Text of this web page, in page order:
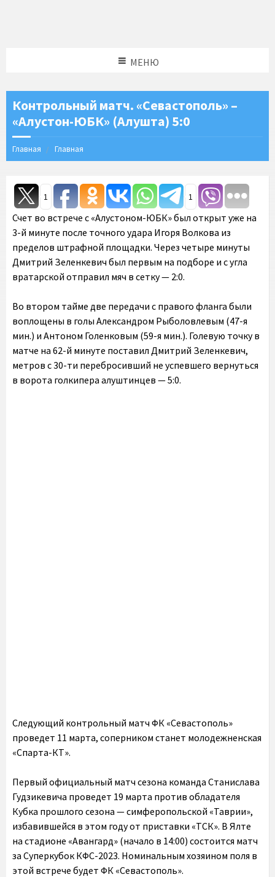
МЕНЮ
Контрольный матч. «Севастополь» –
«Алустон-ЮБК» (Алушта) 5:0
Главная Главная
1 1
Счет во встрече с «Алустоном-ЮБК» был открыт уже на
3-й минуте после точного удара Игоря Волкова из
пределов штрафной площадки. Через четыре минуты
Дмитрий Зеленкевич был первым на подборе и с угла
вратарской отправил мяч в сетку — 2:0.
Во втором тайме две передачи с правого фланга были
воплощены в голы Александром Рыболовлевым (47-я
мин.) и Антоном Голенковым (59-я мин.). Голевую точку в
матче на 62-й минуте поставил Дмитрий Зеленкевич,
метров с 30-ти перебросивший не успевшего вернуться
в ворота голкипера алуштинцев — 5:0.
Следующий контрольный матч ФК «Севастополь»
проведет 11 марта, соперником станет молодежненская
«Спарта-КТ».
Первый официальный матч сезона команда Станислава
Гудзикевича проведет 19 марта против обладателя
Кубка прошлого сезона — симферопольской «Таврии»,
избавившейся в этом году от приставки «ТСК». В Ялте
на стадионе «Авангард» (начало в 14:00) состоится матч
за Суперкубок КФС-2023. Номинальным хозяином поля в
этой встрече будет ФК «Севастополь».